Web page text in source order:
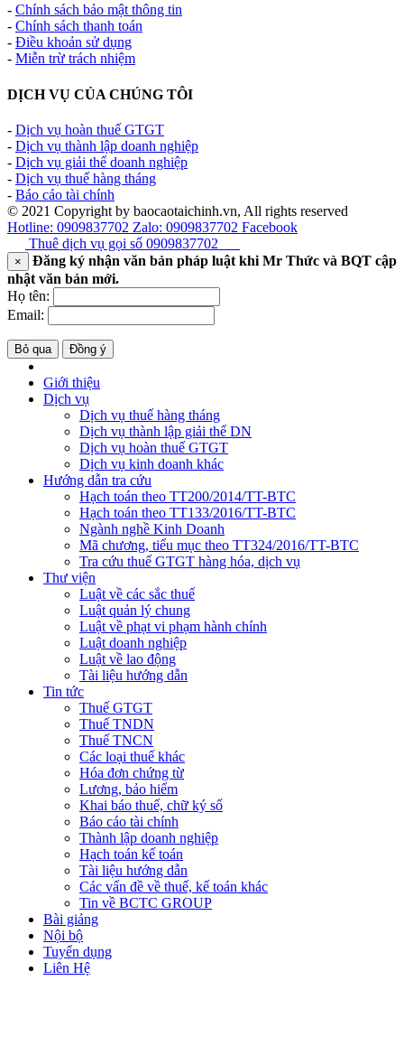
- Chính sách bảo mật thông tin
- Chính sách thanh toán
- Điều khoản sử dụng
- Miễn trừ trách nhiệm
DỊCH VỤ CỦA CHÚNG TÔI
- Dịch vụ hoàn thuế GTGT
- Dịch vụ thành lập doanh nghiệp
- Dịch vụ giải thể doanh nghiệp
- Dịch vụ thuế hàng tháng
- Báo cáo tài chính
© 2021 Copyright by baocaotaichinh.vn, All rights reserved
Hotline: 0909837702 Zalo: 0909837702 Facebook
Thuê dịch vụ gọi số 0909837702
×
Đăng ký nhận văn bản pháp luật khi Mr Thức và BQT cập
nhật văn bản mới.
Họ tên:
Email:
Bỏ qua Đồng ý
Giới thiệu
Dịch vụ
Dịch vụ thuế hàng tháng
Dịch vụ thành lập giải thể DN
Dịch vụ hoàn thuế GTGT
Dịch vụ kinh doanh khác
Hướng dẫn tra cứu
Hạch toán theo TT200/2014/TT-BTC
Hạch toán theo TT133/2016/TT-BTC
Ngành nghề Kinh Doanh
Mã chương, tiểu mục theo TT324/2016/TT-BTC
Tra cứu thuế GTGT hàng hóa, dịch vụ
Thư viện
Luật về các sắc thuế
Luật quản lý chung
Luật về phạt vi phạm hành chính
Luật doanh nghiệp
Luật về lao động
Tài liệu hướng dẫn
Tin tức
Thuế GTGT
Thuế TNDN
Thuế TNCN
Các loại thuế khác
Hóa đơn chứng từ
Lương, bảo hiểm
Khai báo thuế, chữ ký số
Báo cáo tài chính
Thành lập doanh nghiệp
Hạch toán kế toán
Tài liệu hướng dẫn
Các vấn đề về thuế, kế toán khác
Tin về BCTC GROUP
Bài giảng
Nội bộ
Tuyển dụng
Liên Hệ